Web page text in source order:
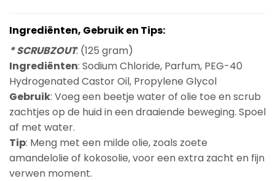
Ingrediënten, Gebruik en Tips:
* SCRUBZOUT: (125 gram)
Ingrediënten: Sodium Chloride, Parfum, PEG-40
Hydrogenated Castor Oil, Propylene Glycol
Gebruik: Voeg een beetje water of olie toe en scrub
zachtjes op de huid in een draaiende beweging. Spoel
af met water.
Tip: Meng met een milde olie, zoals zoete
amandelolie of kokosolie, voor een extra zacht en fijn
verwen moment.